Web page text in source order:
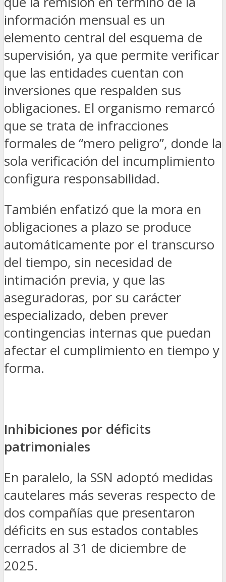
información mensual es un
elemento central del esquema de
supervisión, ya que permite verificar
que las entidades cuentan con
inversiones que respalden sus
obligaciones. El organismo remarcó
que se trata de infracciones
formales de “mero peligro”, donde la
sola verificación del incumplimiento
configura responsabilidad.
También enfatizó que la mora en
obligaciones a plazo se produce
automáticamente por el transcurso
del tiempo, sin necesidad de
intimación previa, y que las
aseguradoras, por su carácter
especializado, deben prever
contingencias internas que puedan
afectar el cumplimiento en tiempo y
forma.
Inhibiciones por déficits
patrimoniales
En paralelo, la SSN adoptó medidas
cautelares más severas respecto de
dos compañías que presentaron
déficits en sus estados contables
cerrados al 31 de diciembre de
2025.